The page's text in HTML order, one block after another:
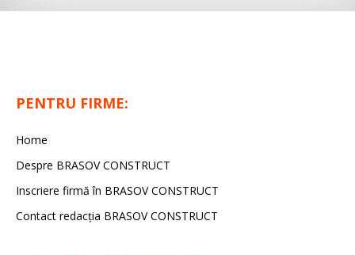
PENTRU FIRME:
Home
Despre BRASOV CONSTRUCT
Inscriere firmă în BRASOV CONSTRUCT
Contact redacţia BRASOV CONSTRUCT